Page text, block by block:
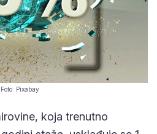
Foto: Pixabay
koja trenutno